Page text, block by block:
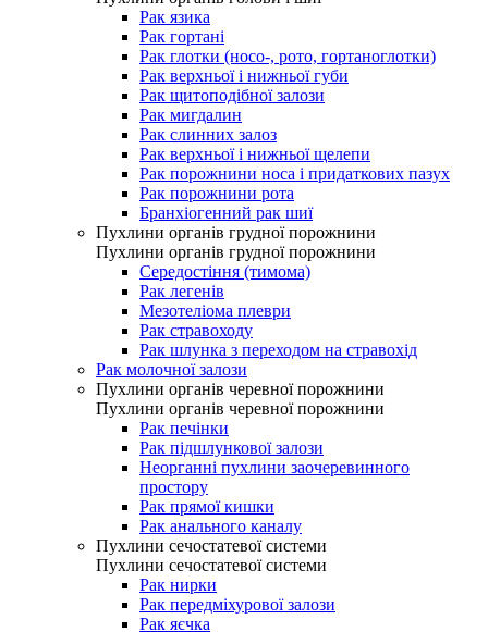
Рак язика
Рак гортані
Рак глотки (носо-, рото, гортаноглотки)
Рак верхньої і нижньої губи
Рак щитоподібної залози
Рак мигдалин
Рак слинних залоз
Рак верхньої і нижньої щелепи
Рак порожнини носа і придаткових пазух
Рак порожнини рота
Бранхіогенний рак шиї
Пухлини органів грудної порожнини
Пухлини органів грудної порожнини
Середостіння (тимома)
Рак легенів
Мезотеліома плеври
Рак стравоходу
Рак шлунка з переходом на стравохід
Рак молочної залози
Пухлини органів черевної порожнини
Пухлини органів черевної порожнини
Рак печінки
Рак підшлункової залози
Неорганні пухлини заочеревинного
простору
Рак прямої кишки
Рак анального каналу
Пухлини сечостатевої системи
Пухлини сечостатевої системи
Рак нирки
Рак передміхурової залози
Рак яєчка